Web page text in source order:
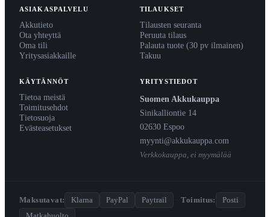
ASIAKASPALVELU
Akkutieto
Ota yhteyttä
Oma tili
Yritysasiakkaille
TILAUKSET
Tilausten seuranta
Peruuta tilaus
Palauta tuote (30 pv ilmainen)
Takuu
KÄYTÄNNÖT
Tietoa meistä
Toimitusehdot
Tietosuoja
Evästeasetukset
YRITYSTIEDOT
Suomen Akkukauppa
Sinikalliontie 14
02630 Espoo
myynti@akkukauppa.com
Verkkokauppa, ei myymälää
Maksutavat: Klarna PayPal Paytrail · Toimitus:
Posti